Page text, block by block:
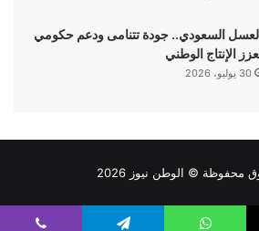
السعودي.. جودة تتنامى ودعم حكومي
الإنتاج الوطني
30 يوليو، 2026
محفوظة © الوطن نيوز 2026